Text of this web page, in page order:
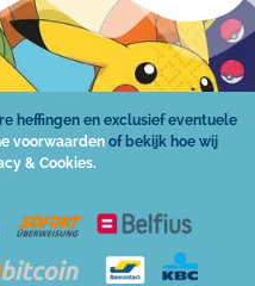
heffingen en exclusief eventuele
voorwaarden of bekijk hoe wij
& Cookies.